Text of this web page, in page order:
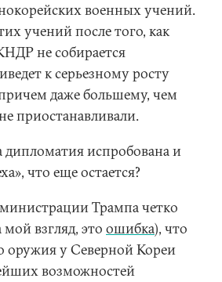
военных учений.
учений после того, как
не собирается
к серьезному росту
даже большему, чем
приостанавливали.
дипломатия испробована и
что еще остается?
Трампа четко
мой взгляд, это ошибка), что
оружия у Северной Кореи
возможностей